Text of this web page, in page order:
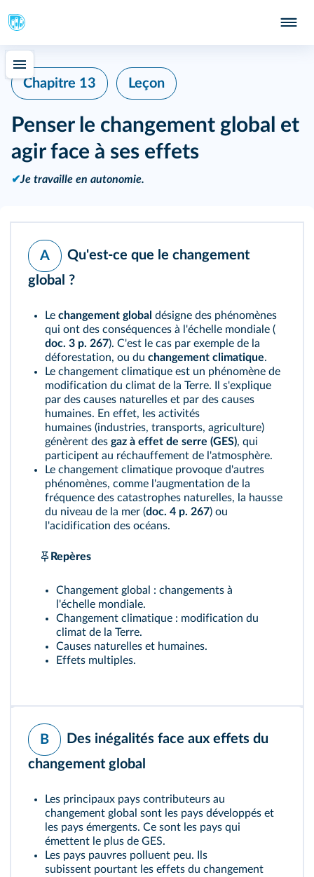
Chapitre 13 Leçon
Penser le changement global et
agir face à ses effets
✔Je travaille en autonomie.
A
Qu'est-ce que le changement
global ?
Le changement global désigne des phénomènes
qui ont des conséquences à l'échelle mondiale (
doc. 3 p. 267). C'est le cas par exemple de la
déforestation, ou du changement climatique.
Le changement climatique est un phénomène de
modification du climat de la Terre. Il s'explique
par des causes naturelles et par des causes
humaines. En effet, les activités
humaines (industries, transports, agriculture)
génèrent des gaz à effet de serre (GES), qui
participent au réchauffement de l'atmosphère.
Le changement climatique provoque d'autres
phénomènes, comme l'augmentation de la
fréquence des catastrophes naturelles, la hausse
du niveau de la mer (doc. 4 p. 267) ou
l'acidification des océans.
Repères
Changement global : changements à
l'échelle mondiale.
Changement climatique : modification du
climat de la Terre.
Causes naturelles et humaines.
Effets multiples.
B
Des inégalités face aux effets du
changement global
Les principaux pays contributeurs au
changement global sont les pays développés et
les pays émergents. Ce sont les pays qui
émettent le plus de GES.
Les pays pauvres polluent peu. Ils
subissent pourtant les effets du changement